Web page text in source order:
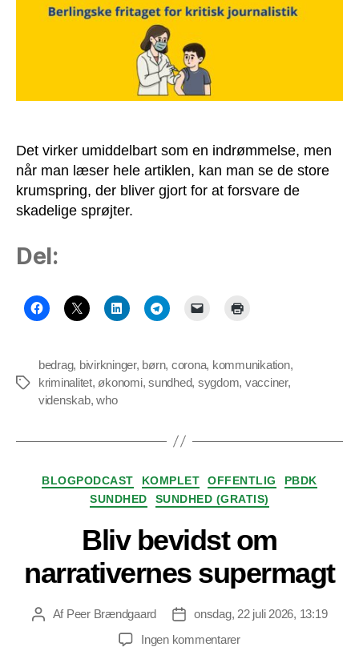
børn,
Det virker umiddelbart som en indrømmelse, men
når man læser hele artiklen, kan man se de store
krumspring, der bliver gjort for at forsvare de
skadelige sprøjter.
Del:
Tags
bedrag, bivirkninger, børn, corona, kommunikation,
kriminalitet, økonomi,sundhed, sygdom, vacciner,
videnskab,who
Kategorier
BLOGPODCAST KOMPLET OFFENTLIG
PBDK
SUNDHED
SUNDHED (GRATIS)
Bliv bevidst om
narrativernes supermagt
Indlægsforfatter
Af Peer Brændgaard Indlægsdato
onsdag, 22 juli 2026, 13:19
Ingen kommentarertil